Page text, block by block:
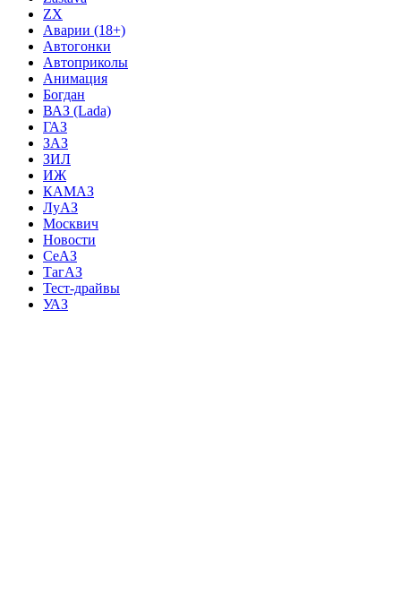
ZX
Аварии (18+)
Автогонки
Автоприколы
Анимация
Богдан
ВАЗ (Lada)
ГАЗ
ЗАЗ
ЗИЛ
ИЖ
КАМАЗ
ЛуАЗ
Москвич
Новости
СеАЗ
ТагАЗ
Тест-драйвы
УАЗ